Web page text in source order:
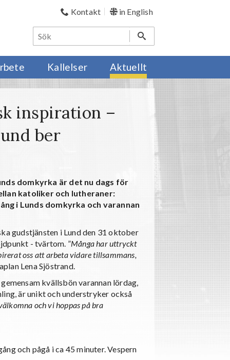
Kontakt in English
Kallelser Aktuellt
inspiration –
ber
domkyrka är det nu dags för
katoliker och lutheraner:
i Lunds domkyrka och varannan
gudstjänsten i Lund den 31 oktober
- tvärtom. ”Många har uttryckt
oss att arbeta vidare tillsammans,
Lena Sjöstrand.
kvällsbön varannan lördag,
är unikt och understryker också
och vi hoppas på bra
och pågå i ca 45 minuter. Vespern